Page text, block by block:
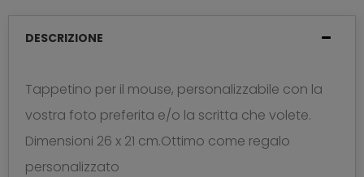
DESCRIZIONE
Tappetino per il mouse, personalizzabile con la
vostra foto preferita e/o la scritta che volete.
Dimensioni 26 x 21 cm.Ottimo come regalo
personalizzato